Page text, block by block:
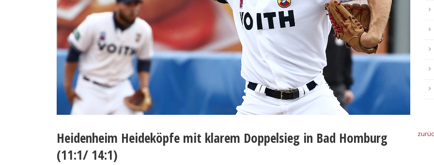
Heidenheim Heideköpfe mit klarem Doppelsieg in Bad Homburg
(11:1/ 14:1)